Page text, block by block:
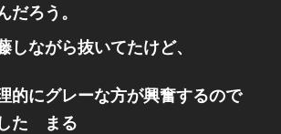
だろう。
しながら抜いてたけど、
的にグレーな方が興奮するので
た まる